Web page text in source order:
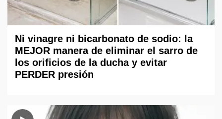
Ni vinagre ni bicarbonato de sodio: la
MEJOR manera de eliminar el sarro de
los orificios de la ducha y evitar
PERDER presión